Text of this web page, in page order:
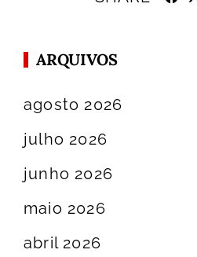
ARQUIVOS
agosto 2026
julho 2026
junho 2026
maio 2026
abril 2026